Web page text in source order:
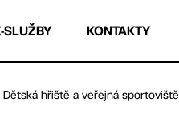
SLUŽBY KONTAKTY
Dětská hřiště a veřejná sportoviště